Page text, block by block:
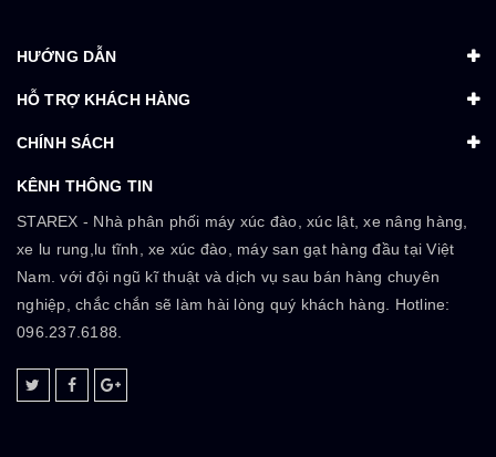
HƯỚNG DẪN
HỖ TRỢ KHÁCH HÀNG
CHÍNH SÁCH
KÊNH THÔNG TIN
STAREX - Nhà phân phối máy xúc đào, xúc lật, xe nâng hàng,
xe lu rung,lu tĩnh, xe xúc đào, máy san gạt hàng đầu tại Việt
Nam. với đội ngũ kĩ thuật và dịch vụ sau bán hàng chuyên
nghiệp, chắc chắn sẽ làm hài lòng quý khách hàng. Hotline:
096.237.6188.